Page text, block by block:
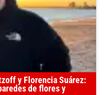
y Florencia Suárez:
de flores y